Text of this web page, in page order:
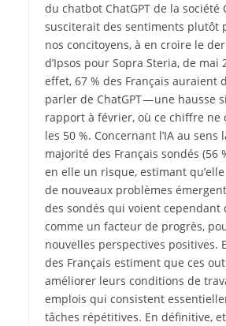
du chatbot ChatGPT de la société
susciterait des sentiments plutôt
nos concitoyens, à en croire le
d’Ipsos pour Sopra Steria, de mai
effet, 67 % des Français auraient
parler de ChatGPT — une hausse
rapport à février, où ce chiffre ne
les 50 %. Concernant l’IA au sens
majorité des Français sondés (56
en elle un risque, estimant
de nouveaux problèmes
des sondés qui voient cependant
comme un facteur de progrès,
nouvelles perspectives positives.
des Français estiment que ces
améliorer leurs conditions de
emplois qui consistent
tâches répétitives. En définitive,